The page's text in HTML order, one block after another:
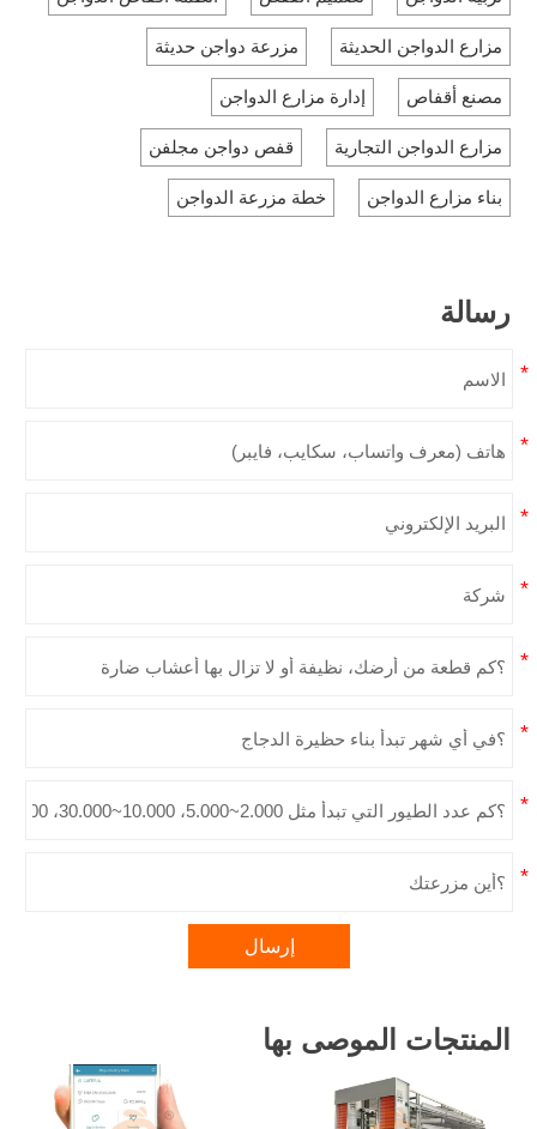
مزارع الدواجن الحديثة مزرعة دواجن حديثة
مصنع أقفاص إدارة مزارع الدواجن
مزارع الدواجن التجارية قفص دواجن مجلفن
بناء مزارع الدواجن خطة مزرعة الدواجن
رسالة
إرسال
المنتجات الموصى بها